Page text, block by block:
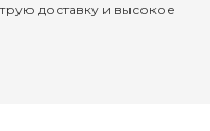
доставку и высокое